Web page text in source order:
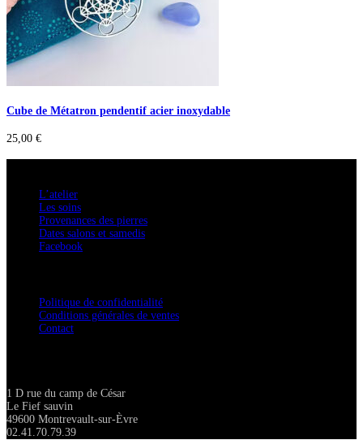
Cube de Métatron pendentif acier inoxydable
25,00 €
L’atelier
Les soins
Provenances des pierres
Dates salons et samedis
Facebook
Politique de confidentialité
Conditions générales de ventes
Contact
1 D rue du camp de César
Le Fief sauvin
49600 Montrevault-sur-Èvre
02.41.70.79.39